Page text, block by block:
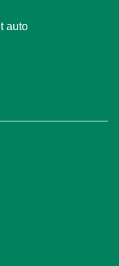
auto